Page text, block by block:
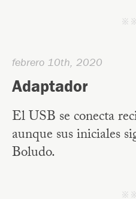
j
febrero 10th, 2020
Adaptador
El USB se conecta
aunque sus iniciales
Boludo.
j